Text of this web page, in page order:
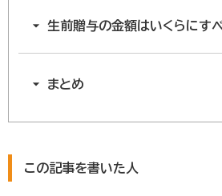
生前贈与の金額はいくらにす
まとめ
この記事を書いた人